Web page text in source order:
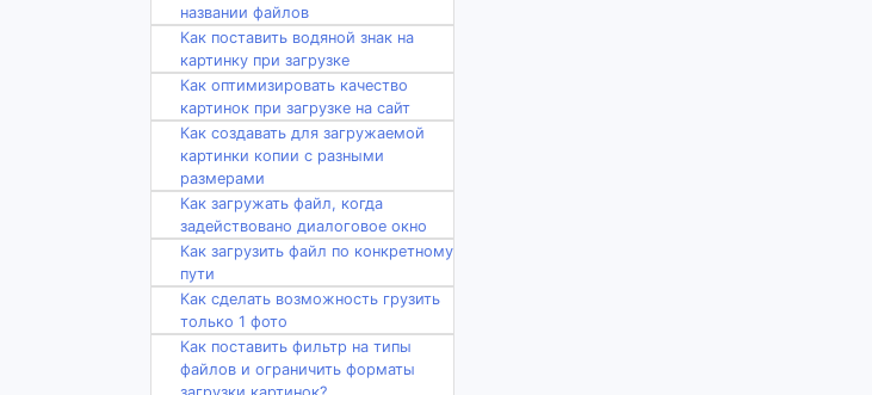
названии файлов
Как поставить водяной знак на
картинку при загрузке
Как оптимизировать качество
картинок при загрузке на сайт
Как создавать для загружаемой
картинки копии с разными
размерами
Как загружать файл, когда
задействовано диалоговое окно
Как загрузить файл по конкретному
пути
Как сделать возможность грузить
только 1 фото
Как поставить фильтр на типы
файлов и ограничить форматы